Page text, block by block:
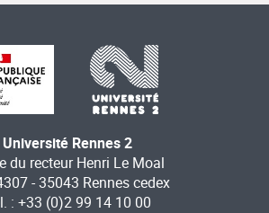
Université Rennes 2
du recteur Henri Le Moal
- 35043 Rennes cedex
: +33 (0)2 99 14 10 00